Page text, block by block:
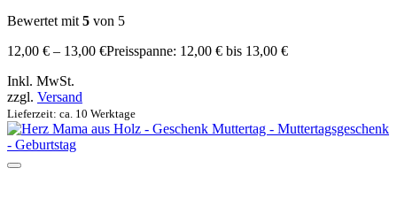
Bewertet mit 5 von 5
12,00 € – 13,00 €Preisspanne: 12,00 € bis 13,00 €
Inkl. MwSt.
zzgl. Versand
Lieferzeit: ca. 10 Werktage